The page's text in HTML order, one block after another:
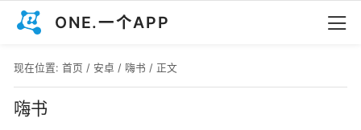
ONE.一个APP
现在位置: 首页 / 安卓 / 嗨书 / 正文
嗨书